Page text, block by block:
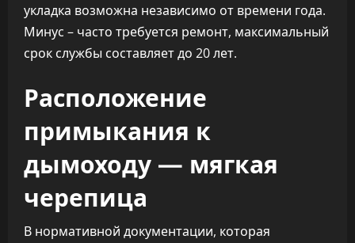
укладка возможна независимо от времени года.
Минус – часто требуется ремонт, максимальный
срок службы составляет до 20 лет.
Расположение
примыкания к
дымоходу — мягкая
черепица
В нормативной документации, которая